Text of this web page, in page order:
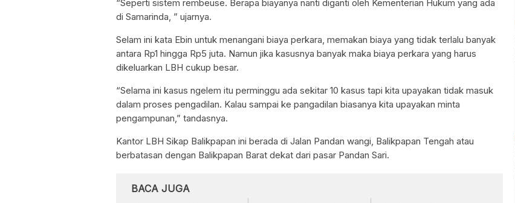
“Seperti sistem rembeuse. Berapa biayanya nanti diganti oleh Kementerian Hukum yang ada
di Samarinda, ” ujarnya.
Selam ini kata Ebin untuk menangani biaya perkara, memakan biaya yang tidak terlalu banyak
antara Rp1 hingga Rp5 juta. Namun jika kasusnya banyak maka biaya perkara yang harus
dikeluarkan LBH cukup besar.
“Selama ini kasus ngelem itu perminggu ada sekitar 10 kasus tapi kita upayakan tidak masuk
dalam proses pengadilan. Kalau sampai ke pangadilan biasanya kita upayakan minta
pengampunan,” tandasnya.
Kantor LBH Sikap Balikpapan ini berada di Jalan Pandan wangi, Balikpapan Tengah atau
berbatasan dengan Balikpapan Barat dekat dari pasar Pandan Sari.
BACA JUGA